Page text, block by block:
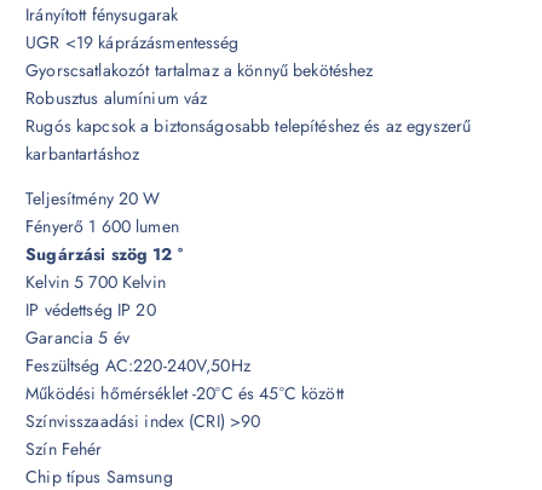
Irányított fénysugarak
UGR <19 káprázásmentesség
Gyorscsatlakozót tartalmaz a könnyű bekötéshez
Robusztus alumínium váz
Rugós kapcsok a biztonságosabb telepítéshez és az egyszerű
karbantartáshoz
Teljesítmény 20 W
Fényerő 1 600 lumen
Sugárzási szög 12 °
Kelvin 5 700 Kelvin
IP védettség IP 20
Garancia 5 év
Feszültség AC:220-240V,50Hz
Működési hőmérséklet -20°C és 45°C között
Színvisszaadási index (CRI) >90
Szín Fehér
Chip típus Samsung